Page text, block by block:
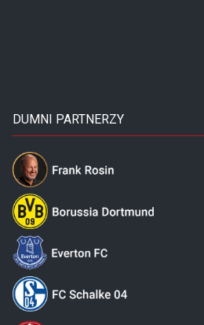
DUMNI PARTNERZY